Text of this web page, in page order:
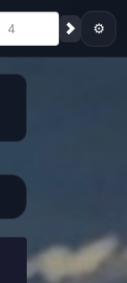
4 ⚙